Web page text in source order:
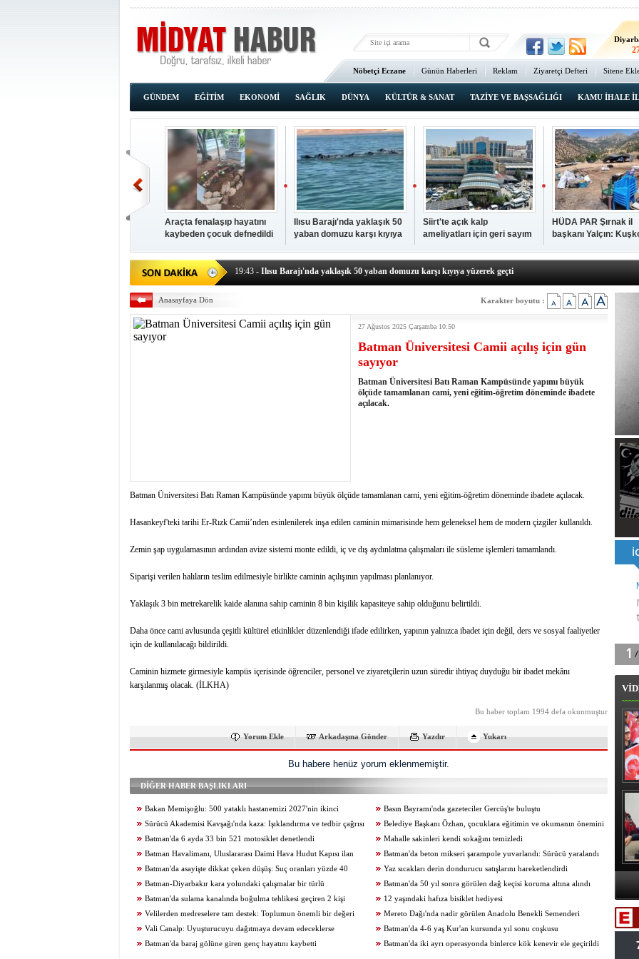
Nöbetçi Eczane Günün Haberleri Reklam Ziyaretçi Defteri
Sitene
Ana Sayfa
GÜNDEM
EĞİTİM EKONOMİ SAĞLIK DÜNYA KÜLTÜR & SANAT TAZİYE VE BAŞSAĞLIĞI KAMU İHALE
Araçta fenalaşıp hayatını
kaybeden çocuk defnedildi
Ilısu Barajı'nda yaklaşık 50
yaban domuzu karşı kıyıya
Siirt'te açık kalp
ameliyatları için geri sayım
HÜDA PAR Şırnak il
başkanı Yalçın:
dönmek istiyor
- OKUMAK İÇİN TIKLAYIN
19:43 - Ilısu Barajı'nda yaklaşık 50 yaban domuzu karşı kıyıya yüzerek geçti
19:42- Hacıoğlu: UMKE ekipleri bilgi, cesaret ve fedakârlıklarıyla hayat kurtarıyor
19:08- HÜDA PAR Şırnak il başkanı Yalçın: Kuşkonar Köyü sakinleri, köylerine dönmek
- Öter: Maneviyatı ve ahlaki yapıyı bozan en büyük olumsuzluklardan biri de sanal
- MARSU, Kabala Mahallesi'nin Yaklaşık 40 Yıllık Ana İsale Hattını Yeniliyor
- VEFAT • Mehmet Ata Baştuğ
- Mardin’de yangına müdahale eden itfaiye aracının altında kalan itfaiye eri öldü
- Başkan Genç, Şırnak'ta dönel kavşak çağrısını yineledi
- Bakan Memişoğlu: 500 yataklı hastanemizi 2027'nin ikinci yarısında hizmete açacağız
Anasayfaya Dön Karakter boyutu :
27 Ağustos 2025 Çarşamba 10:50
Batman Üniversitesi Camii açılış için gün
sayıyor
Batman Üniversitesi Batı Raman Kampüsünde yapımı büyük
ölçüde tamamlanan cami, yeni eğitim-öğretim döneminde ibadete
açılacak.
Batman Üniversitesi Batı Raman Kampüsünde yapımı büyük ölçüde tamamlanan cami, yeni eğitim-öğretim döneminde ibadete açılacak.
Hasankeyf'teki tarihi Er-Rızk Camii’nden esinlenilerek inşa edilen caminin mimarisinde hem geleneksel hem de modern çizgiler kullanıldı.
Zemin şap uygulamasının ardından avize sistemi monte edildi, iç ve dış aydınlatma çalışmaları ile süsleme işlemleri tamamlandı.
Siparişi verilen halıların teslim edilmesiyle birlikte caminin açılışının yapılması planlanıyor.
Yaklaşık 3 bin metrekarelik kaide alanına sahip caminin 8 bin kişilik kapasiteye sahip olduğunu belirtildi.
Daha önce cami avlusunda çeşitli kültürel etkinlikler düzenlendiği ifade edilirken, yapının yalnızca ibadet için değil, ders ve sosyal faaliyetler
için de kullanılacağı bildirildi.
Caminin hizmete girmesiyle kampüs içerisinde öğrenciler, personel ve ziyaretçilerin uzun süredir ihtiyaç duyduğu bir ibadet mekânı
karşılanmış olacak. (İLKHA)
Bu haber toplam 1994 defa okunmuştur
Yorum Ekle Arkadaşına Gönder Yazdır Yukarı
Bu habere henüz yorum eklenmemiştir.
DİĞER HABER BAŞLIKLARI
Bakan Memişoğlu: 500 yataklı hastanemizi 2027'nin ikinci
yarısında hizmete açacağız
Basın Bayramı'nda gazeteciler Gercüş'te buluştu
Sürücü Akademisi Kavşağı'nda kaza: Işıklandırma ve tedbir çağrısı
Belediye Başkanı Özhan, çocuklara eğitimin ve okumanın önemini
anlattı
Batman'da 6 ayda 33 bin 521 motosiklet denetlendi
Mahalle sakinleri kendi sokağını temizledi
Batman Havalimanı, Uluslararası Daimi Hava Hudut Kapısı ilan
edildi
Batman'da beton mikseri şarampole yuvarlandı: Sürücü yaralandı
Batman'da asayişte dikkat çeken düşüş: Suç oranları yüzde 40
geriledi
Yaz sıcakları derin dondurucu satışlarını hareketlendirdi
Batman-Diyarbakır kara yolundaki çalışmalar bir türlü
tamamlanamıyor
Batman'da 50 yıl sonra görülen dağ keçisi koruma altına alındı
Batman'da sulama kanalında boğulma tehlikesi geçiren 2 kişi
kurtarıldı
12 yaşındaki hafıza bisiklet hediyesi
Velilerden medreselere tam destek: Toplumun önemli bir değeri
Mereto Dağı'nda nadir görülen Anadolu Benekli Semenderi
görüntülendi
Vali Canalp: Uyuşturucuyu dağıtmaya devam edeceklerse
gidecekleri yer hapishane olacaktır
Batman'da 4-6 yaş Kur'an kursunda yıl sonu coşkusu
Batman'da baraj gölüne giren genç hayatını kaybetti
Batman'da iki ayrı operasyonda binlerce kök kenevir ele geçirildi